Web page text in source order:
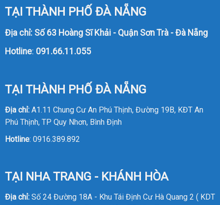
TẠI THÀNH PHỐ ĐÀ NẴNG
Địa chỉ: Số 63 Hoàng Sĩ Khải - Quận Sơn Trà - Đà Nẵng
Hotline: 091.66.11.055
TẠI THÀNH PHỐ ĐÀ NẴNG
Địa chỉ:A1.11 Chung Cư An Phú Thịnh, Đường 19B, KĐT An
Phú Thịnh, TP Quy Nhơn, Bình Định
Hotline: 0916.389.892
TẠI NHA TRANG - KHÁNH HÒA
Địa chỉ: Số 24 Đường 18A - Khu Tái Định Cư Hà Quang 2 ( KDT